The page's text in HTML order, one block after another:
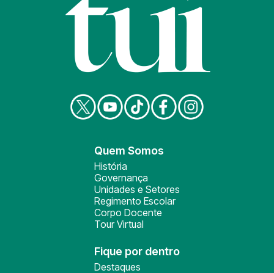
Quem Somos
História
Governança
Unidades e Setores
Regimento Escolar
Corpo Docente
Tour Virtual
Fique por dentro
Destaques